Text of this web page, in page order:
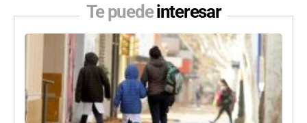
Te puedeinteresar